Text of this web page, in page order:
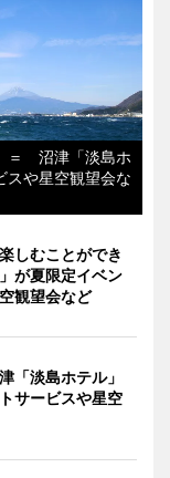
＝ 沼津「淡島ホ
や星空観望会な
しむことができ
が夏限定イベン
観望会など
淡島ホテル」
サービスや星空